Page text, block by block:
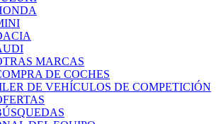
MARCAS
DE COCHES
DE VEHÍCULOS DE COMPETICIÓN